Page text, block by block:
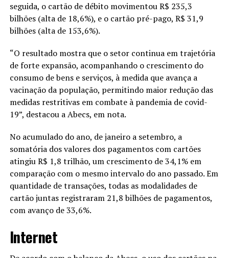
seguida, o cartão de débito movimentou R$ 235,3
bilhões (alta de 18,6%), e o cartão pré-pago, R$ 31,9
bilhões (alta de 153,6%).
“O resultado mostra que o setor continua em trajetória
de forte expansão, acompanhando o crescimento do
consumo de bens e serviços, à medida que avança a
vacinação da população, permitindo maior redução das
medidas restritivas em combate à pandemia de covid-
19”, destacou a Abecs, em nota.
No acumulado do ano, de janeiro a setembro, a
somatória dos valores dos pagamentos com cartões
atingiu R$ 1,8 trilhão, um crescimento de 34,1% em
comparação com o mesmo intervalo do ano passado. Em
quantidade de transações, todas as modalidades de
cartão juntas registraram 21,8 bilhões de pagamentos,
com avanço de 33,6%.
Internet